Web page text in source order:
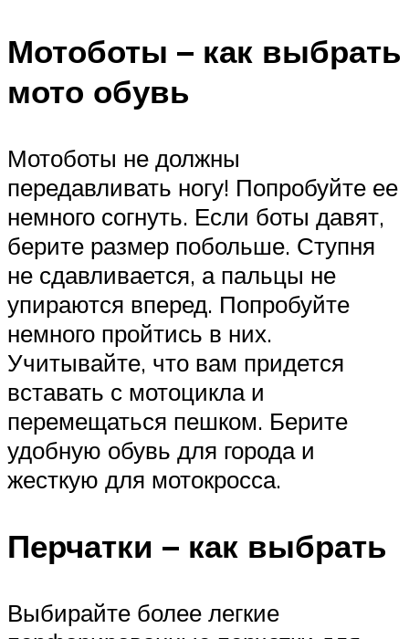
Мотоботы – как выбрать
мото обувь
Мотоботы не должны
передавливать ногу! Попробуйте ее
немного согнуть. Если боты давят,
берите размер побольше. Ступня
не сдавливается, а пальцы не
упираются вперед. Попробуйте
немного пройтись в них.
Учитывайте, что вам придется
вставать с мотоцикла и
перемещаться пешком. Берите
удобную обувь для города и
жесткую для мотокросса.
Перчатки – как выбрать
Выбирайте более легкие